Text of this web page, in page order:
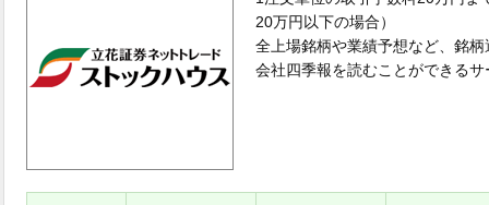
20万円以下の場合）
全上場銘柄や業績予想など、銘
会社四季報を読むことができる